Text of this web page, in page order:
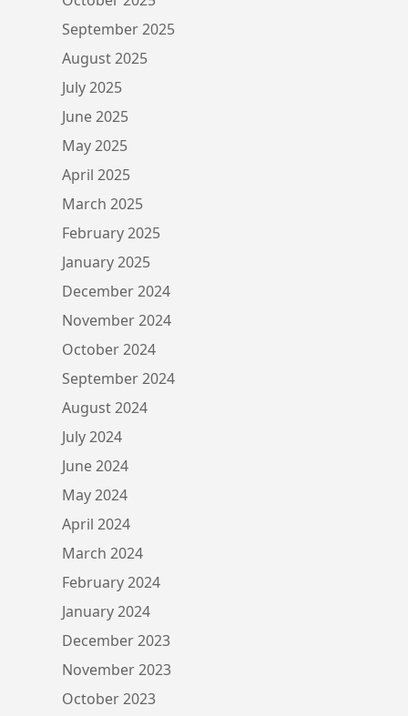
September 2025
August 2025
July 2025
June 2025
May 2025
April 2025
March 2025
February 2025
January 2025
December 2024
November 2024
October 2024
September 2024
August 2024
July 2024
June 2024
May 2024
April 2024
March 2024
February 2024
January 2024
December 2023
November 2023
October 2023